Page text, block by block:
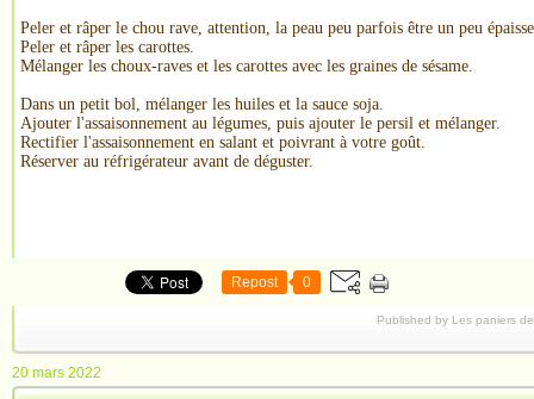
Peler et râper le chou rave, attention, la peau peu parfois être un peu épaisse
Peler et râper les carottes.
Mélanger les choux-raves et les carottes avec les graines de sésame.
Dans un petit bol, mélanger les huiles et la sauce soja.
Ajouter l'assaisonnement au légumes, puis ajouter le persil et mélanger.
Rectifier l'assaisonnement en salant et poivrant à votre goût.
Réserver au réfrigérateur avant de déguster.
Repost 0
Published by Les paniers
20 mars 2022